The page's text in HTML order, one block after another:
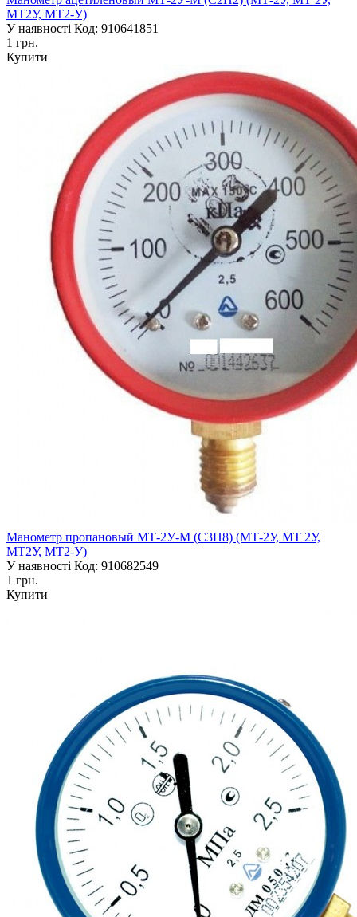
МТ2У, МТ2-У)
У наявності Код: 910641851
1 грн.
Купити
Манометр пропановый МТ-2У-М (С3Н8) (МТ-2У, МТ 2У,
МТ2У, МТ2-У)
У наявності Код: 910682549
1 грн.
Купити